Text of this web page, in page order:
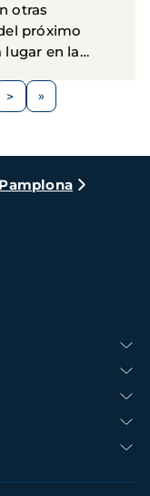
otras
próximo
lugar en la
Siguiente
>
Pamplona